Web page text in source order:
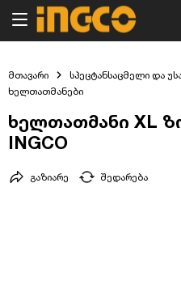
მთავარი
სპეცტანსაცმელი და
ხელთათმანები
ხელთათმანი XL
INGCO
შედარება
გაზიარე